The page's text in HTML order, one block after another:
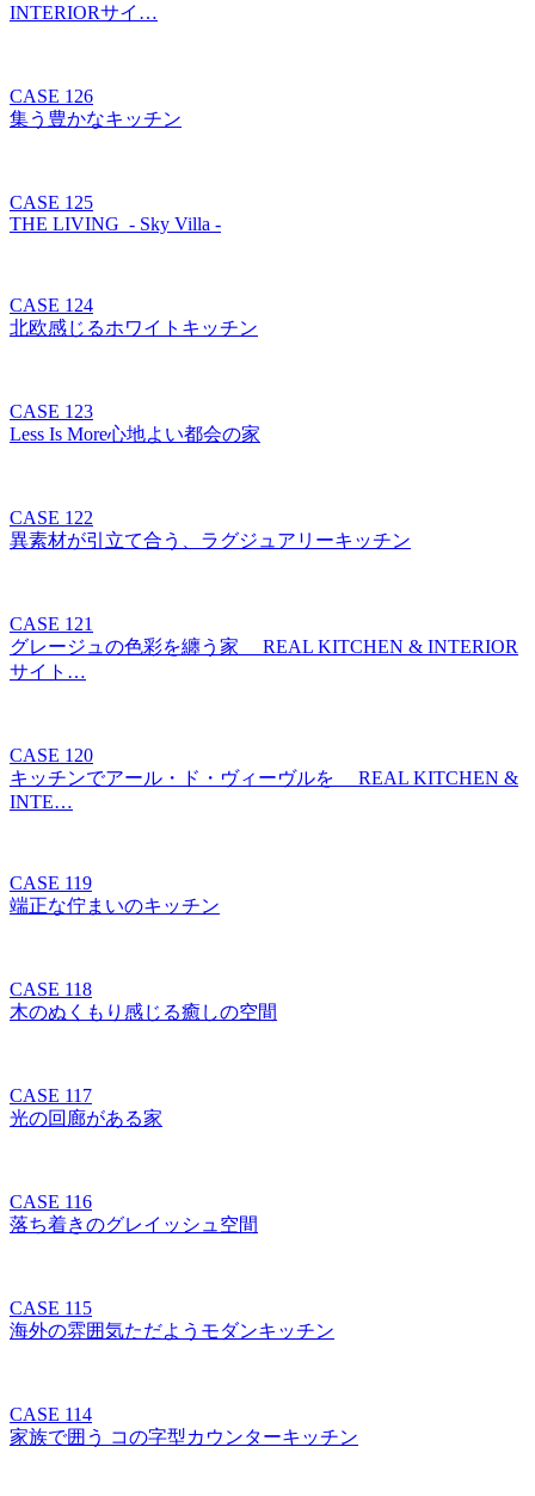
INTERIORサイ…
CASE 126
集う豊かなキッチン
CASE 125
THE LIVING - Sky Villa -
CASE 124
北欧感じるホワイトキッチン
CASE 123
Less Is More心地よい都会の家
CASE 122
異素材が引立て合う、ラグジュアリーキッチン
CASE 121
グレージュの色彩を纏う家 REAL KITCHEN & INTERIOR
サイト…
CASE 120
キッチンでアール・ド・ヴィーヴルを REAL KITCHEN &
INTE…
CASE 119
端正な佇まいのキッチン
CASE 118
木のぬくもり感じる癒しの空間
CASE 117
光の回廊がある家
CASE 116
落ち着きのグレイッシュ空間
CASE 115
海外の雰囲気ただようモダンキッチン
CASE 114
家族で囲う コの字型カウンターキッチン